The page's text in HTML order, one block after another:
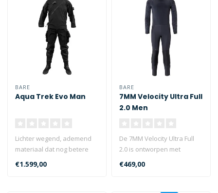
BARE
Aqua Trek Evo Man
Lichter wegend, ademend
materiaal dat nog betere
flexibiliteit biedt dan de
€1.599,00
BARE
7MM Velocity Ultra Full
2.0 Men
De 7MM Velocity Ultra Full
2.0 is ontworpen met
Ultrawarmth OMNIRED®
infraroodt..
€469,00